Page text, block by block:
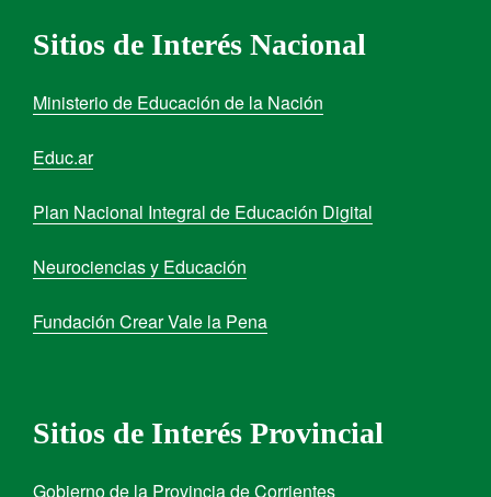
Sitios de Interés Nacional
Ministerio de Educación de la Nación
Educ.ar
Plan Nacional Integral de Educación Digital
Neurociencias y Educación
Fundación Crear Vale la Pena
Sitios de Interés Provincial
Gobierno de la Provincia de Corrientes